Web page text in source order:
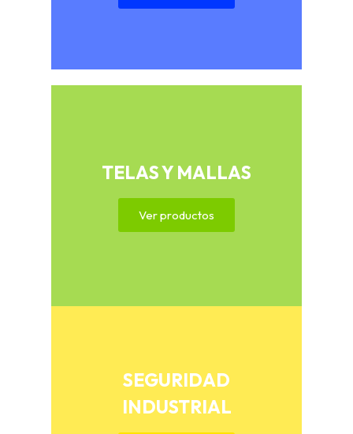
TELAS Y MALLAS
Ver productos
SEGURIDAD
INDUSTRIAL